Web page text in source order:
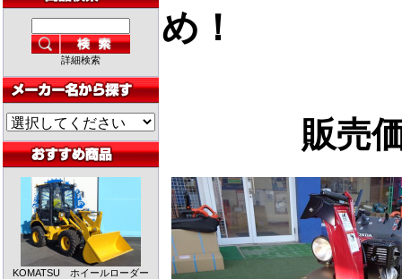
詳細検索
KOMATSU ホイールローダー
め！
販売